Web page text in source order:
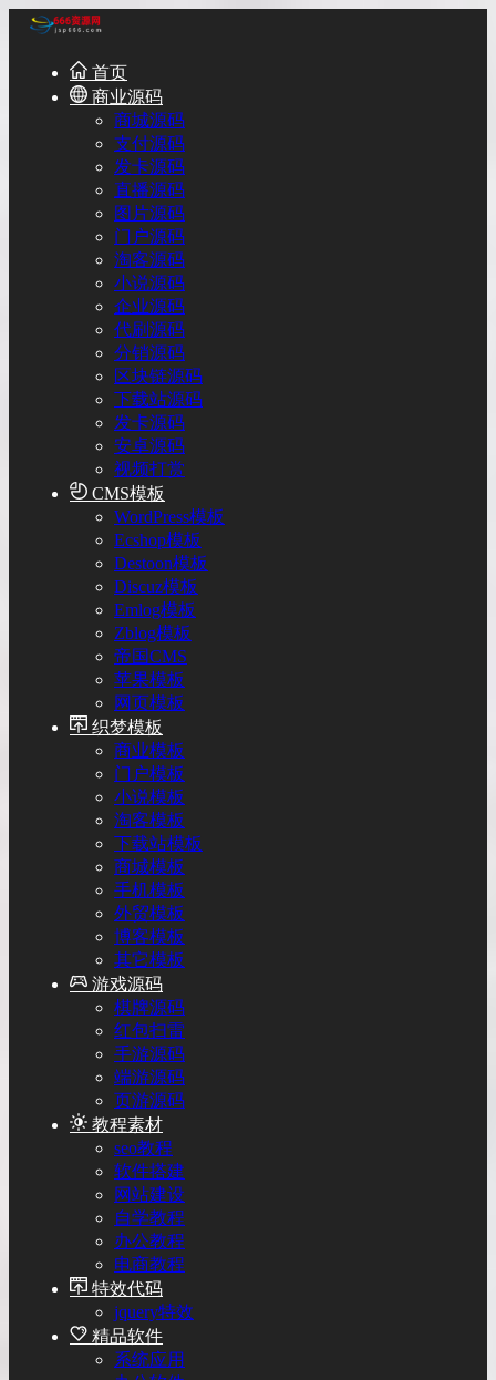
首页
商业源码
商城源码
支付源码
发卡源码
直播源码
图片源码
门户源码
淘客源码
小说源码
企业源码
代刷源码
分销源码
区块链源码
下载站源码
发卡源码
安卓源码
视频打赏
CMS模板
WordPress模板
Ecshop模板
Destoon模板
Discuz模板
Emlog模板
Zblog模板
帝国CMS
苹果模板
网页模板
织梦模板
商业模板
门户模板
小说模板
淘客模板
下载站模板
商城模板
手机模板
外贸模板
博客模板
其它模板
游戏源码
棋牌源码
红包扫雷
手游源码
端游源码
页游源码
教程素材
seo教程
软件搭建
网站建设
自学教程
办公教程
电商教程
特效代码
jquery特效
精品软件
系统应用